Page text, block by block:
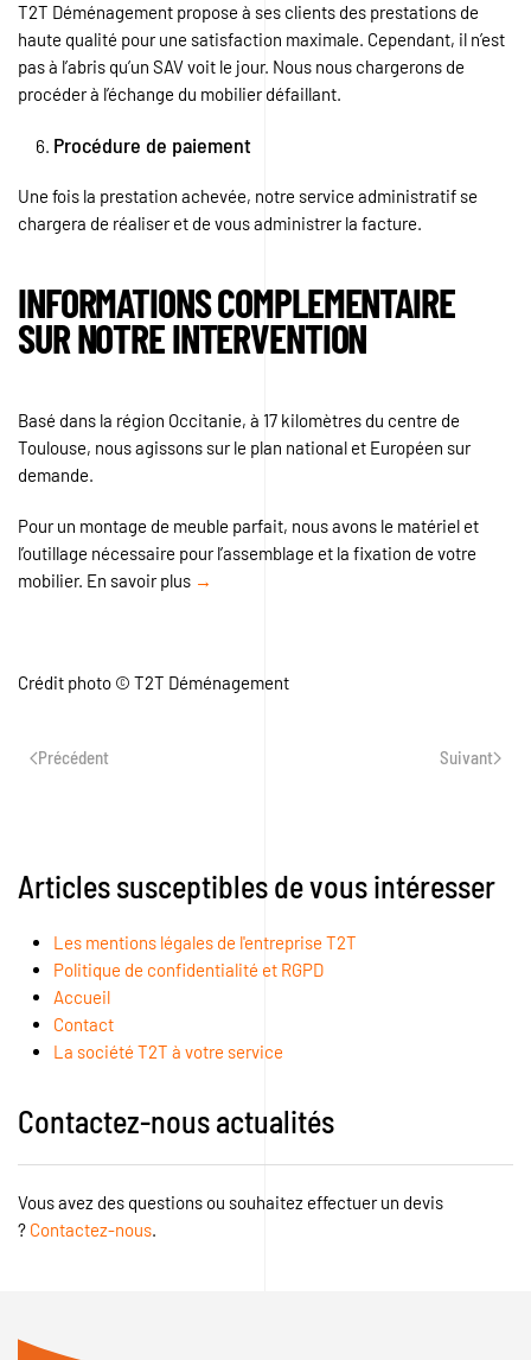
T2T Déménagement propose à ses clients des prestations de
haute qualité pour une satisfaction maximale. Cependant, il n’est
pas à l’abris qu’un SAV voit le jour. Nous nous chargerons de
procéder à l’échange du mobilier défaillant.
Procédure de paiement
Une fois la prestation achevée, notre service administratif se
chargera de réaliser et de vous administrer la facture.
INFORMATIONS COMPLEMENTAIRE
SUR NOTRE INTERVENTION
Basé dans la région Occitanie, à 17 kilomètres du centre de
Toulouse, nous agissons sur le plan national et Européen sur
demande.
Pour un montage de meuble parfait, nous avons le matériel et
l’outillage nécessaire pour l’assemblage et la fixation de votre
mobilier. En savoir plus →
Crédit photo © T2T Déménagement
Précédent Suivant
Articles susceptibles de vous intéresser
Les mentions légales de l'entreprise T2T
Politique de confidentialité et RGPD
Accueil
Contact
La société T2T à votre service
Contactez-nous actualités
Vous avez des questions ou souhaitez effectuer un devis
? Contactez-nous.